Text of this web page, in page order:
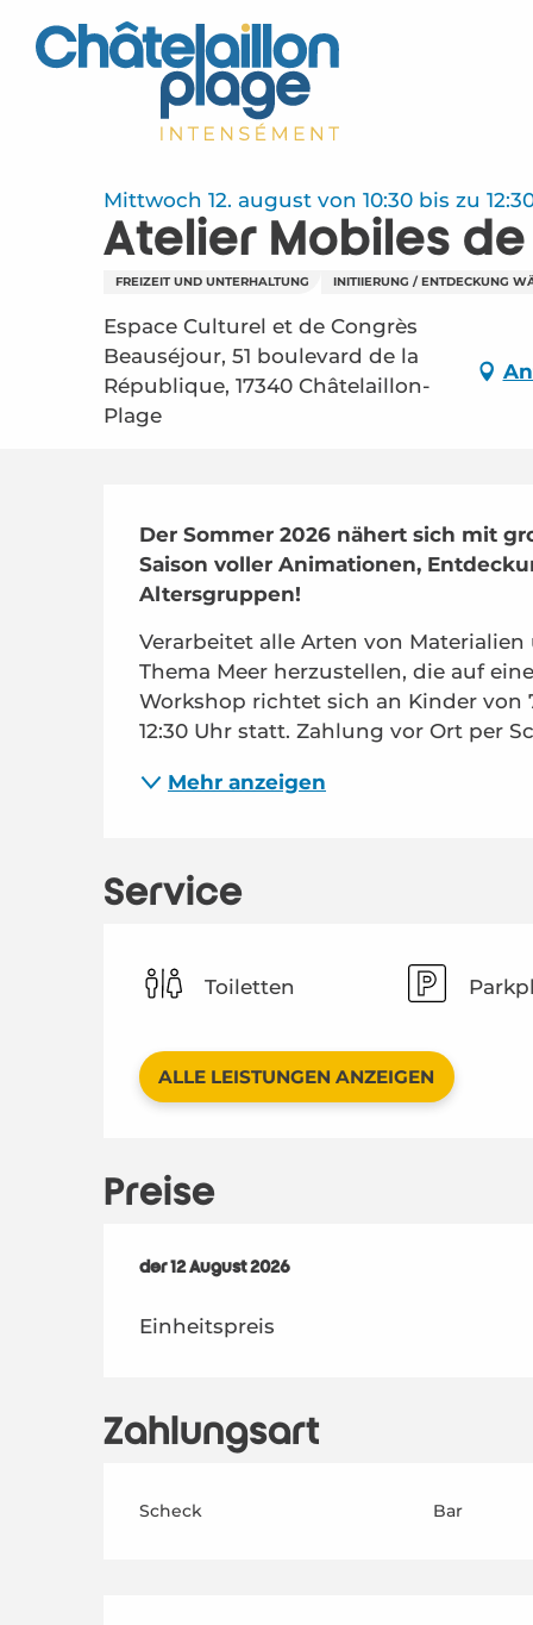
contenu
Mittwoch 12. august von 10:30 bis zu
Atelier Mobiles
FREIZEIT UND UNTERHALTUNG INITIIERUNG / ENTDECKUNG
Espace Culturel et de Congrès
Beauséjour, 51 boulevard de la
République, 17340 Châtelaillon-
Plage
Beschreibung
Der Sommer 2026 nähert sich mit
Saison voller Animationen,
Altersgruppen!
Verarbeitet alle Arten von
Thema Meer herzustellen, die auf
Workshop richtet sich an Kinder von
12:30 Uhr statt. Zahlung vor Ort per
Mehr anzeigen
Service
Toiletten
ALLE LEISTUNGEN ANZEIGEN
Preise
der12 August 2026
der12 August 2026
Einheitspreis
Zahlungsart
Scheck Bar